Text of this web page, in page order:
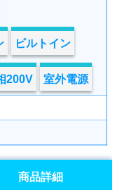
ビルトイン
200V 室外電源
商品詳細